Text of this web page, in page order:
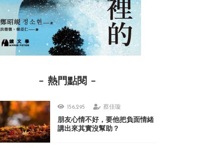
熱門點閱
156,295 蔡佳璇
朋友心情不好，要他把負面情緒
講出來其實沒幫助？